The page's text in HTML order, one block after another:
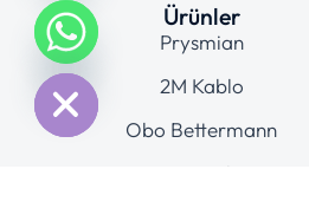
Ürünler
Prysmian
2M Kablo
Obo Bettermann
Hensel
Hide
chaty